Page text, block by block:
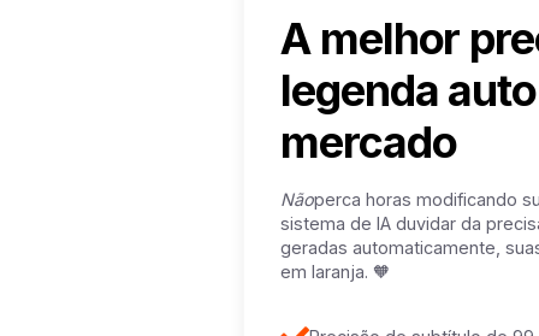
A melhor
legenda
mercado
Nãoperca horas modificando
sistema de IA duvidar da
geradas automaticamente,
em laranja. 🧡